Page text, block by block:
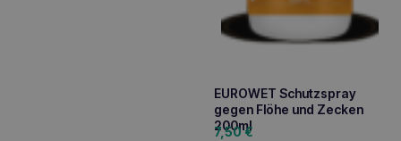
EUROWET Schutzspray
gegen Flöhe und Zecken
200ml
7,50€